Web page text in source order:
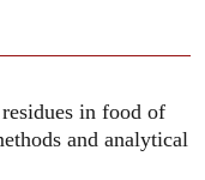
in food of
and analytical